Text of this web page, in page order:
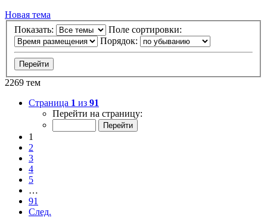
Новая тема
Показать:
Поле сортировки:
Порядок:
2269 тем
Страница 1 из 91
Перейти на страницу:
1
2
3
4
5
…
91
След.